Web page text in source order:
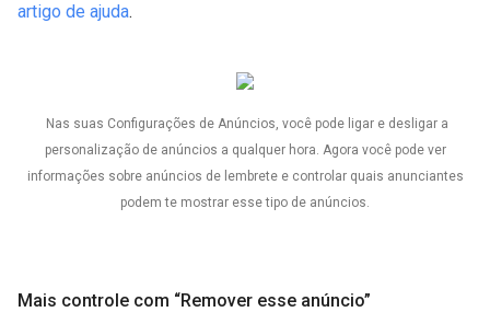
artigo de ajuda.
Nas suas Configurações de Anúncios, você pode ligar e desligar a
personalização de anúncios a qualquer hora. Agora você pode ver
informações sobre anúncios de lembrete e controlar quais anunciantes
podem te mostrar esse tipo de anúncios.
Mais controle com “Remover esse anúncio”